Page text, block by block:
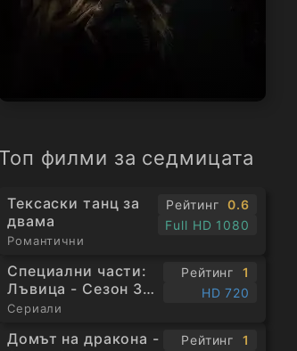
Топ филми за седмицата
Тексаски танц за
двама
Романтични
Рейтинг
0.6
Full HD 1080
Специални части:
Лъвица - Сезон 3
Епизод 1
Сериали
Рейтинг
1
HD 720
Домът на дракона -
Рейтинг
1